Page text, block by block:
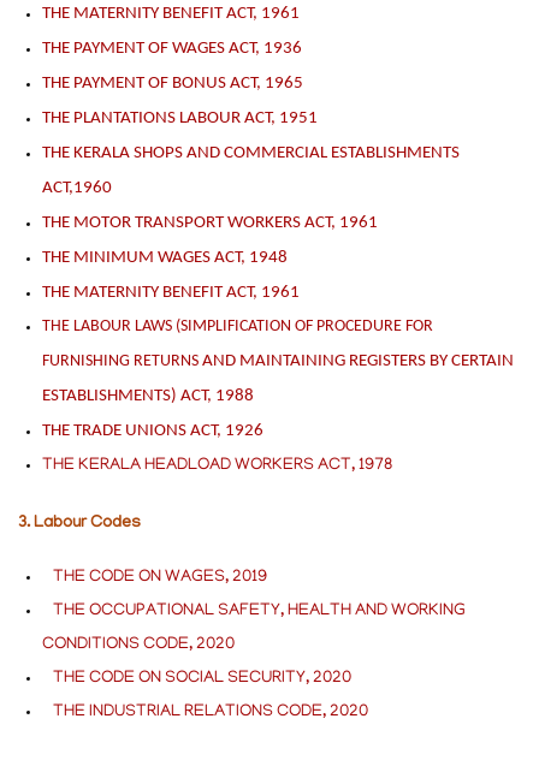
THE MATERNITY BENEFIT ACT, 1961
THE PAYMENT OF WAGES ACT, 1936
THE PAYMENT OF BONUS ACT, 1965
THE PLANTATIONS LABOUR ACT, 1951
THE KERALA SHOPS AND COMMERCIAL ESTABLISHMENTS
ACT,1960
THE MOTOR TRANSPORT WORKERS ACT, 1961
THE MINIMUM WAGES ACT, 1948
THE MATERNITY BENEFIT ACT, 1961
THE LABOUR LAWS (SIMPLIFICATION OF PROCEDURE FOR
FURNISHING RETURNS AND MAINTAINING REGISTERS BY CERTAIN
ESTABLISHMENTS) ACT, 1988
THE TRADE UNIONS ACT, 1926
THE KERALA HEADLOAD WORKERS ACT, 1978
3. Labour Codes
THE CODE ON WAGES, 2019
THE OCCUPATIONAL SAFETY, HEALTH AND WORKING
CONDITIONS CODE, 2020
THE CODE ON SOCIAL SECURITY, 2020
THE INDUSTRIAL RELATIONS CODE, 2020